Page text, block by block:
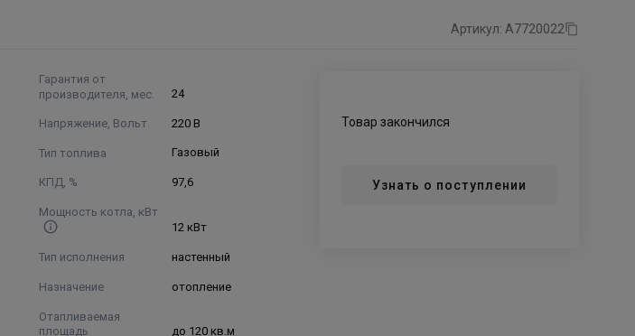
Артикул: А7720022
Гарантия от
производителя, мес.
24
Напряжение, Вольт 220 В
Тип топлива Газовый
КПД, % 97,6
Мощность котла, кВт
12 кВт
Тип исполнения настенный
Назначение отопление
Отапливаемая
площадь
до 120 кв.м
Товар закончился
Узнать о поступлении